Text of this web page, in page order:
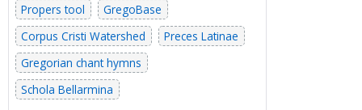
Propers tool
GregoBase
Corpus Cristi Watershed
Preces Latinae
Gregorian chant hymns
Schola Bellarmina